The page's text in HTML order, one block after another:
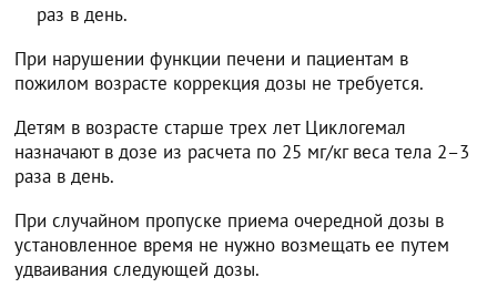
раз в день.
При нарушении функции печени и пациентам в
пожилом возрасте коррекция дозы не требуется.
Детям в возрасте старше трех лет Циклогемал
назначают в дозе из расчета по 25 мг/кг веса тела 2–3
раза в день.
При случайном пропуске приема очередной дозы в
установленное время не нужно возмещать ее путем
удваивания следующей дозы.